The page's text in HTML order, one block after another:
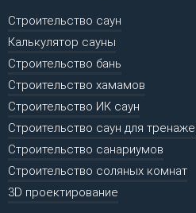
Строительство саун
Калькулятор сауны
Строительство бань
Строительство хамамов
Строительство ИК саун
Строительство саун для
Строительство санариумов
Строительство соляных комнат
3D проектирование